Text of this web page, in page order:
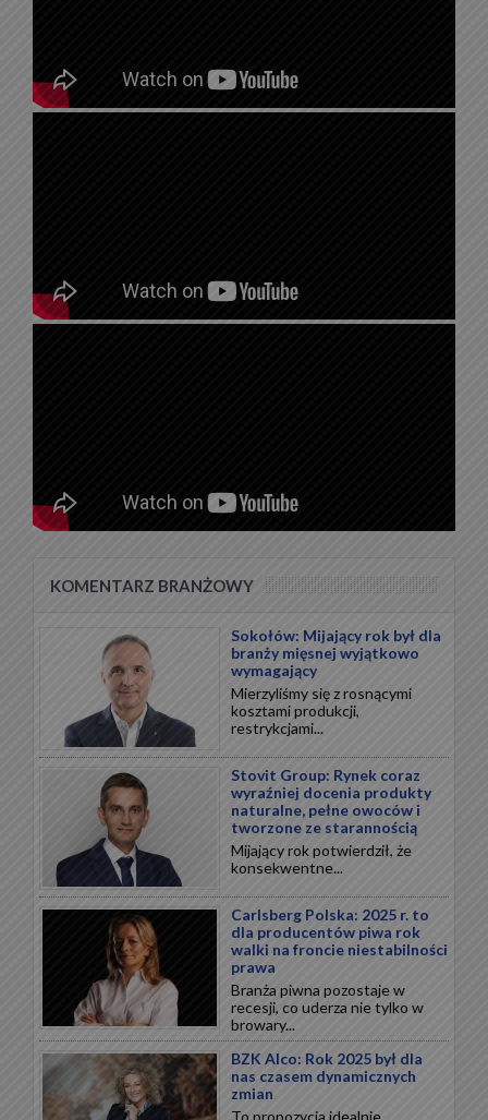
KOMENTARZ BRANŻOWY
Sokołów: Mijający rok był dla
branży mięsnej wyjątkowo
wymagający
Mierzyliśmy się z rosnącymi
kosztami produkcji,
restrykcjami...
Stovit Group: Rynek coraz
wyraźniej docenia produkty
naturalne, pełne owoców i
tworzone ze starannością
Mijający rok potwierdził, że
konsekwentne...
Carlsberg Polska: 2025 r. to
dla producentów piwa rok
walki na froncie niestabilności
prawa
Branża piwna pozostaje w
recesji, co uderza nie tylko w
browary...
BZK Alco: Rok 2025 był dla
nas czasem dynamicznych
zmian
To propozycja idealnie